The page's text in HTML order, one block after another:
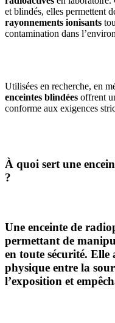
et blindés, elles permettent
rayonnements ionisants
contamination dans
Utilisées en recherche, en
enceintes blindées offrent
conforme aux exigences
À quoi sert une
?
Une enceinte de
permettant de
en toute sécurité.
physique entre la
l’exposition et